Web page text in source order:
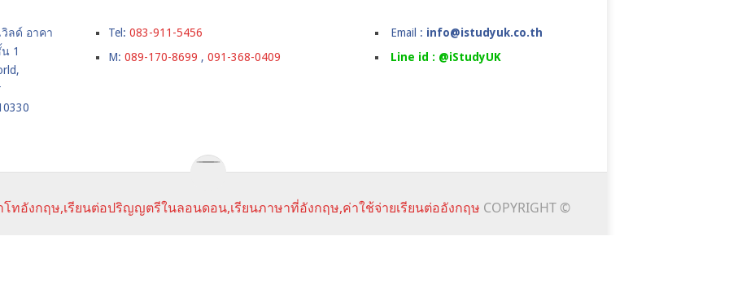
ลด์ อาคา
1
Tel: 083-911-5456
M: 089-170-8699 , 091-368-0409
Email : info@istudyuk.co.th
Line id : @iStudyUK
ทอังกฤษ,เรียนต่อปริญญตรีในลอนดอน,เรียนภาษาที่อังกฤษ,ค่าใช้จ่ายเรียนต่ออังกฤษ COPYRIGHT ©